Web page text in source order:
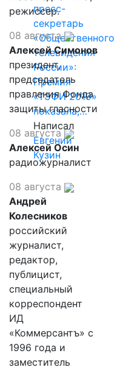
пресс-
секретарь
«Общественного
телевидения
России»:
Премия
«ТЭФИ 2019»
показала,…
Написал
Евгений
Кузин
режиссер.
08 августа
Алексей Симонов
президент,
председатель
правления Фонда
защиты гласности
08 августа
Алексей Осин
радиожурналист
08 августа
Андрей
Колесников
российский
журналист,
редактор,
публицист,
специальный
корреспондент
ИД
«Коммерсантъ» с
1996 года и
заместитель